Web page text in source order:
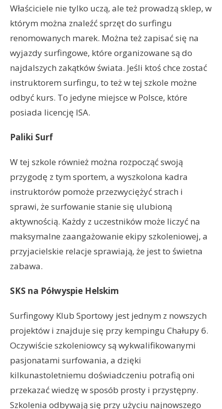
Właściciele nie tylko uczą, ale też prowadzą sklep, w
którym można znaleźć sprzęt do surfingu
renomowanych marek. Można też zapisać się na
wyjazdy surfingowe, które organizowane są do
najdalszych zakątków świata. Jeśli ktoś chce zostać
instruktorem surfingu, to też w tej szkole możne
odbyć kurs. To jedyne miejsce w Polsce, które
posiada licencję ISA.
Paliki Surf
W tej szkole również można rozpocząć swoją
przygodę z tym sportem, a wyszkolona kadra
instruktorów pomoże przezwyciężyć strach i
sprawi, że surfowanie stanie się ulubioną
aktywnością. Każdy z uczestników może liczyć na
maksymalne zaangażowanie ekipy szkoleniowej, a
przyjacielskie relacje sprawiają, że jest to świetna
zabawa.
SKS na Półwyspie Helskim
Surfingowy Klub Sportowy jest jednym z nowszych
projektów i znajduje się przy kempingu Chałupy 6.
Oczywiście szkoleniowcy są wykwalifikowanymi
pasjonatami surfowania, a dzięki
kilkunastoletniemu doświadczeniu potrafią oni
przekazać wiedzę w sposób prosty i przystępny.
Szkolenia odbywają się przy użyciu najnowszego